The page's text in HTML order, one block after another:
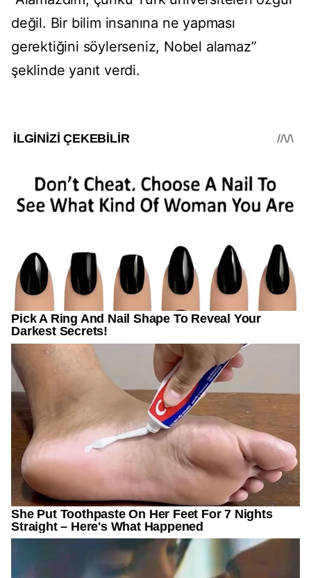
değil. Bir bilim insanına ne yapması
gerektiğini söylerseniz, Nobel alamaz”
şeklinde yanıt verdi.